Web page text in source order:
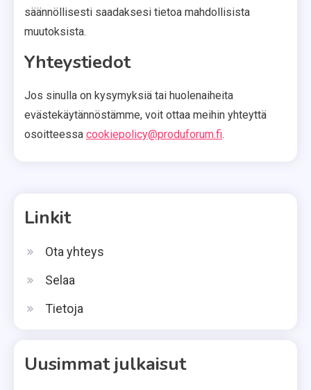
säännöllisesti saadaksesi tietoa mahdollisista
muutoksista.
Yhteystiedot
Jos sinulla on kysymyksiä tai huolenaiheita
evästekäytännöstämme, voit ottaa meihin yhteyttä
osoitteessa cookiepolicy@produforum.fi.
Linkit
Ota yhteys
Selaa
Tietoja
Uusimmat julkaisut